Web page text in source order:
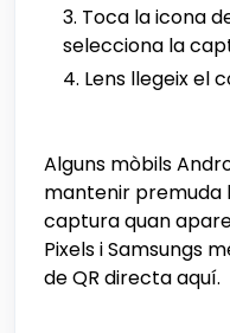
Toca la icona
selecciona la
Lens llegeix el
Alguns mòbils
mantenir premuda
captura quan
Pixels i Samsungs
de QR directa aquí.